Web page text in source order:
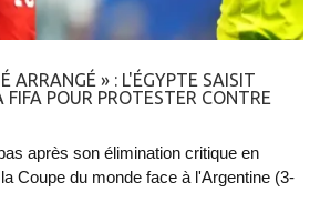
ARRANGÉ » : L'ÉGYPTE SAISIT
FIFA POUR PROTESTER CONTRE
après son élimination critique en
Coupe du monde face à l'Argentine (3-